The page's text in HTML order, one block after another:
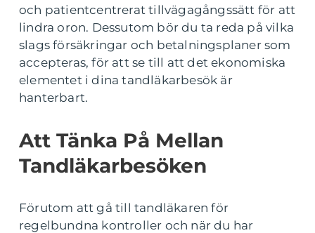
och patientcentrerat tillvägagångssätt för att
lindra oron. Dessutom bör du ta reda på vilka
slags försäkringar och betalningsplaner som
accepteras, för att se till att det ekonomiska
elementet i dina tandläkarbesök är
hanterbart.
Att Tänka På Mellan
Tandläkarbesöken
Förutom att gå till tandläkaren för
regelbundna kontroller och när du har